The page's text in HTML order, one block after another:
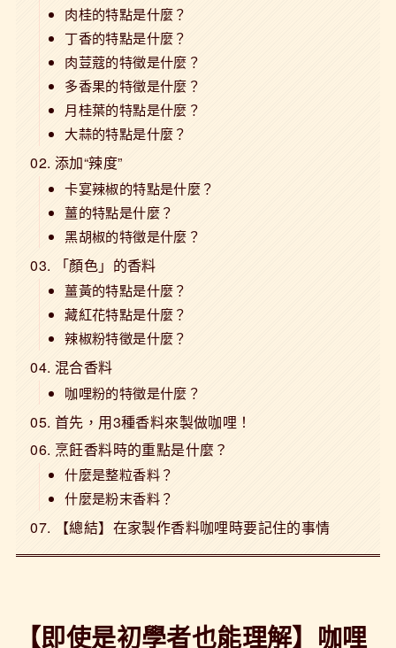
肉桂的特點是什麼？
丁香的特點是什麼？
肉荳蔻的特徵是什麼？
多香果的特徵是什麼？
月桂葉的特點是什麼？
大蒜的特點是什麼？
添加“辣度”
卡宴辣椒的特點是什麼？
薑的特點是什麼？
黑胡椒的特徵是什麼？
「顏色」的香料
薑黃的特點是什麼？
藏紅花特點是什麼？
辣椒粉特徵是什麼？
混合香料
咖哩粉的特徵是什麼？
首先，用3種香料來製做咖哩！
烹飪香料時的重點是什麼？
什麼是整粒香料？
什麼是粉末香料？
【總結】在家製作香料咖哩時要記住的事情
【即使是初學者也能理解】咖哩